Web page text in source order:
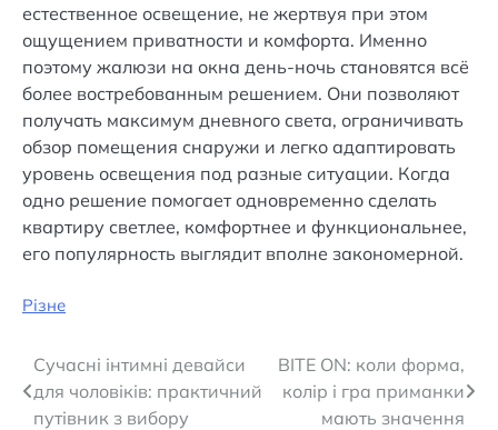
естественное освещение, не жертвуя при этом
ощущением приватности и комфорта. Именно
поэтому жалюзи на окна день-ночь становятся всё
более востребованным решением. Они позволяют
получать максимум дневного света, ограничивать
обзор помещения снаружи и легко адаптировать
уровень освещения под разные ситуации. Когда
одно решение помогает одновременно сделать
квартиру светлее, комфортнее и функциональнее,
его популярность выглядит вполне закономерной.
Різне
Навігація
записів
Сучасні інтимні девайси
для чоловіків: практичний
путівник з вибору
BITE ON: коли форма,
колір і гра приманки
мають значення